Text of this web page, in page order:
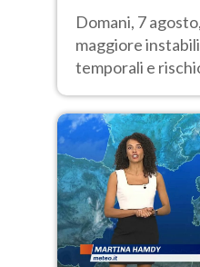
Sud caldo
Domani, 7
maggiore
temporali e
previsioni.